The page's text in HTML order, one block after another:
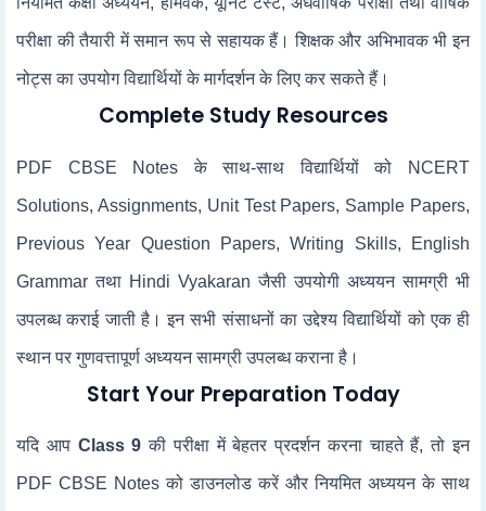
परीक्षा की तैयारी में समान रूप से सहायक हैं। शिक्षक और अभिभावक भी इन
नोट्स का उपयोग विद्यार्थियों के मार्गदर्शन के लिए कर सकते हैं।
Complete Study Resources
PDF CBSE Notes के साथ-साथ विद्यार्थियों को NCERT
Solutions, Assignments, Unit Test Papers, Sample Papers,
Previous Year Question Papers, Writing Skills, English
Grammar तथा Hindi Vyakaran जैसी उपयोगी अध्ययन सामग्री भी
उपलब्ध कराई जाती है। इन सभी संसाधनों का उद्देश्य विद्यार्थियों को एक ही
स्थान पर गुणवत्तापूर्ण अध्ययन सामग्री उपलब्ध कराना है।
Start Your Preparation Today
यदि आप Class 9 की परीक्षा में बेहतर प्रदर्शन करना चाहते हैं, तो इन
PDF CBSE Notes को डाउनलोड करें और नियमित अध्ययन के साथ